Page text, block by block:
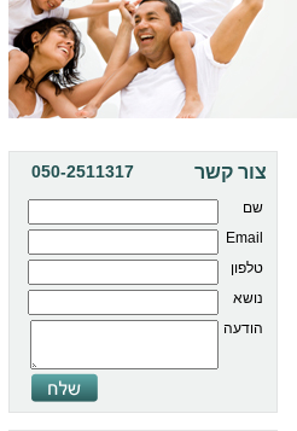
050-2511317 צור קשר
שם
Email
טלפון
נושא
הודעה